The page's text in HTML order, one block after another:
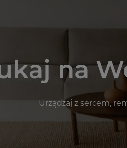
na
Urządzaj z sercem,